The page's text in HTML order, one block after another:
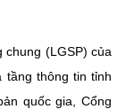
(LGSP) của
tầng thông tin tỉnh
quốc gia, Cổng